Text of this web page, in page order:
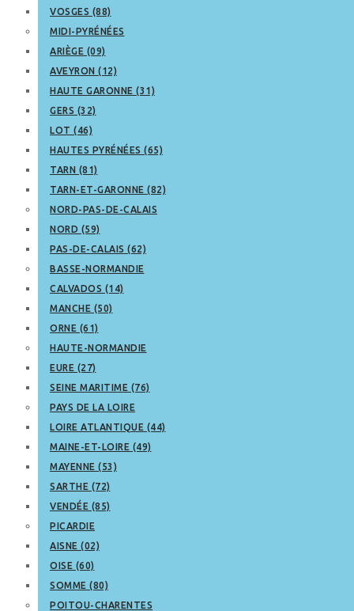
VOSGES (88)
MIDI-PYRÉNÉES
ARIÈGE (09)
AVEYRON (12)
HAUTE GARONNE (31)
GERS (32)
LOT (46)
HAUTES PYRÉNÉES (65)
TARN (81)
TARN-ET-GARONNE (82)
NORD-PAS-DE-CALAIS
NORD (59)
PAS-DE-CALAIS (62)
BASSE-NORMANDIE
CALVADOS (14)
MANCHE (50)
ORNE (61)
HAUTE-NORMANDIE
EURE (27)
SEINE MARITIME (76)
PAYS DE LA LOIRE
LOIRE ATLANTIQUE (44)
MAINE-ET-LOIRE (49)
MAYENNE (53)
SARTHE (72)
VENDÉE (85)
PICARDIE
AISNE (02)
OISE (60)
SOMME (80)
POITOU-CHARENTES